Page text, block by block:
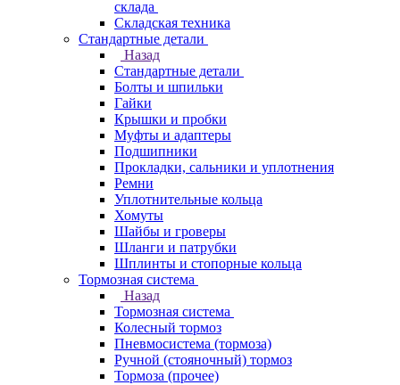
склада
Складская техника
Стандартные детали
Назад
Стандартные детали
Болты и шпильки
Гайки
Крышки и пробки
Муфты и адаптеры
Подшипники
Прокладки, сальники и уплотнения
Ремни
Уплотнительные кольца
Хомуты
Шайбы и гроверы
Шланги и патрубки
Шплинты и стопорные кольца
Тормозная система
Назад
Тормозная система
Колесный тормоз
Пневмосиcтема (тормоза)
Ручной (стояночный) тормоз
Тормоза (прочее)